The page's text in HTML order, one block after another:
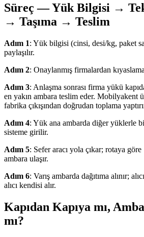
Süreç — Yük Bilgisi →
→ Taşıma → Teslim
Adım 1: Yük bilgisi (cinsi, desi/kg, paket
paylaşılır.
Adım 2: Onaylanmış firmalardan
Adım 3: Anlaşma sonrası firma yükü
en yakın ambara teslim eder. Mobilyakent
fabrika çıkışından doğrudan toplama
Adım 4: Yük ana ambarda diğer yüklerle
sisteme girilir.
Adım 5: Sefer aracı yola çıkar; rotaya
ambara ulaşır.
Adım 6: Varış ambarda dağıtıma alınır;
alıcı kendisi alır.
Kapıdan Kapıya mı,
mı?